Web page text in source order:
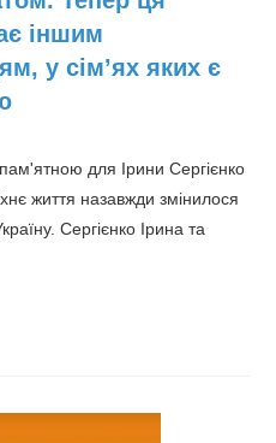
іншим
у сім’ях яких є
для Ірини Сергієнко
життя назавжди змінилося
Сергієнко Ірина та